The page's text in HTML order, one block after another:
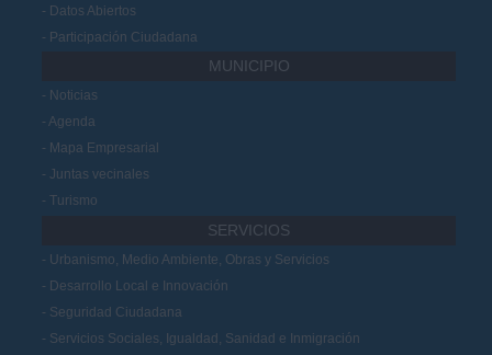
Datos Abiertos
Participación Ciudadana
MUNICIPIO
Noticias
Agenda
Mapa Empresarial
Juntas vecinales
Turismo
SERVICIOS
Urbanismo, Medio Ambiente, Obras y Servicios
Desarrollo Local e Innovación
Seguridad Ciudadana
Servicios Sociales, Igualdad, Sanidad e Inmigración